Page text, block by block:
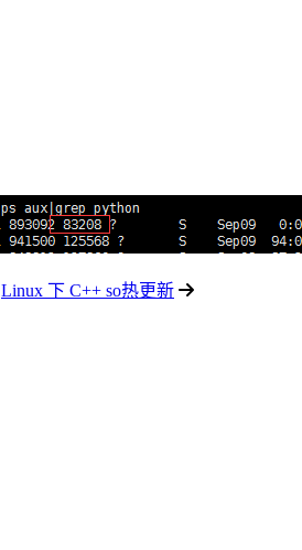
Linux 下 C++ so热更新